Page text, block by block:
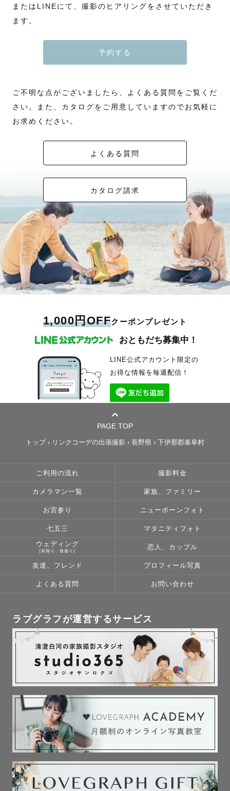
またはLINEにて、撮影のヒアリングをさせていただき
ます。
予約する
ご不明な点がございましたら、よくある質問をご覧くだ
さい。また、カタログをご用意していますのでお気軽に
お求めください。
よくある質問
カタログ請求
1,000円OFFクーポンプレゼント
おともだち募集中！
LINE公式アカウント限定の
お得な情報を毎週配信！
PAGE TOP
トップ › リンクコーデの出張撮影 › 長野県 › 下伊那郡泰阜村
ご利用の流れ 撮影料金
カメラマン一覧 家族、ファミリー
お宮参り ニューボーンフォト
七五三 マタニティフォト
ウェディング
(前撮り、後撮り)
恋人、カップル
友達、フレンド プロフィール写真
よくある質問 お問い合わせ
ラブグラフが運営するサービス